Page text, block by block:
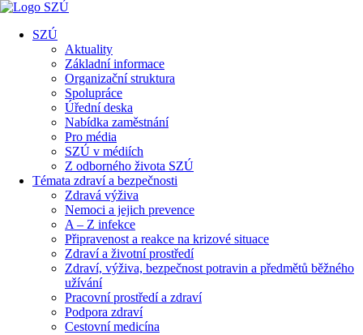
SZÚ
Aktuality
Základní informace
Organizační struktura
Spolupráce
Úřední deska
Nabídka zaměstnání
Pro média
SZÚ v médiích
Z odborného života SZÚ
Témata zdraví a bezpečnosti
Zdravá výživa
Nemoci a jejich prevence
A – Z infekce
Připravenost a reakce na krizové situace
Zdraví a životní prostředí
Zdraví, výživa, bezpečnost potravin a předmětů běžného
užívání
Pracovní prostředí a zdraví
Podpora zdraví
Cestovní medicína